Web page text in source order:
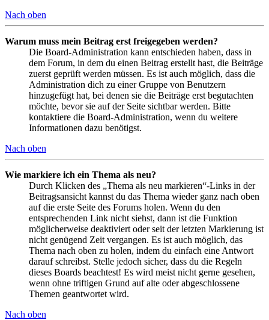
Nach oben
Warum muss mein Beitrag erst freigegeben werden?
Die Board-Administration kann entschieden haben, dass in
dem Forum, in dem du einen Beitrag erstellt hast, die Beiträge
zuerst geprüft werden müssen. Es ist auch möglich, dass die
Administration dich zu einer Gruppe von Benutzern
hinzugefügt hat, bei denen sie die Beiträge erst begutachten
möchte, bevor sie auf der Seite sichtbar werden. Bitte
kontaktiere die Board-Administration, wenn du weitere
Informationen dazu benötigst.
Nach oben
Wie markiere ich ein Thema als neu?
Durch Klicken des „Thema als neu markieren“-Links in der
Beitragsansicht kannst du das Thema wieder ganz nach oben
auf die erste Seite des Forums holen. Wenn du den
entsprechenden Link nicht siehst, dann ist die Funktion
möglicherweise deaktiviert oder seit der letzten Markierung ist
nicht genügend Zeit vergangen. Es ist auch möglich, das
Thema nach oben zu holen, indem du einfach eine Antwort
darauf schreibst. Stelle jedoch sicher, dass du die Regeln
dieses Boards beachtest! Es wird meist nicht gerne gesehen,
wenn ohne triftigen Grund auf alte oder abgeschlossene
Themen geantwortet wird.
Nach oben